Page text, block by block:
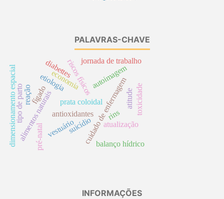
PALAVRAS-CHAVE
cuidado de enfermagem
prata coloidal
etiologia
atualização
antioxidantes
alimentos naturais
dimensionamento espacial riscos físicosautoimagem
rins
suicídio
jornada de trabalho
vestuário
economia
fígado
reação
diabettes
toxicidade
balanço hídrico
atitude
pré-natal
tipo de parto
INFORMAÇÕES